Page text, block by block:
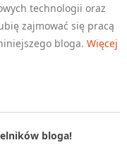
technologii oraz
zajmować się pracą
bloga. Więcej
bloga!